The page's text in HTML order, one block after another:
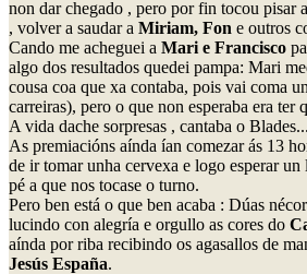
non dar chegado , pero por fin tocou pisar
, volver a saudar a Miriam, Fon e outros
Cando me acheguei a Mari e Francisco
algo dos resultados quedei pampa: Mari
cousa coa que xa contaba, pois vai coma
carreiras), pero o que non esperaba era ter
A vida dache sorpresas , cantaba o Blades...
As premiacións aínda ían comezar ás 13
de ir tomar unha cervexa e logo esperar
pé a que nos tocase o turno.
Pero ben está o que ben acaba : Dúas
lucindo con alegría e orgullo as cores do
aínda por riba recibindo os agasallos de
Jesús España.